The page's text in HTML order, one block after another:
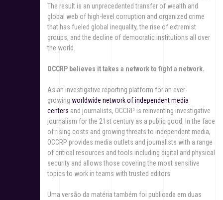
The result is an unprecedented transfer of wealth and
global web of high-level corruption and organized crime
that has fueled global inequality, the rise of extremist
groups, and the decline of democratic institutions all over
the world.
OCCRP believes it takes a network to fight a network.
As an investigative reporting platform for an ever-
growing worldwide network of independent media
centers and journalists, OCCRP is reinventing investigative
journalism for the 21st century as a public good. In the face
of rising costs and growing threats to independent media,
OCCRP provides media outlets and journalists with a range
of critical resources and tools including digital and physical
security and allows those covering the most sensitive
topics to work in teams with trusted editors.
Uma versão da matéria também foi publicada em duas